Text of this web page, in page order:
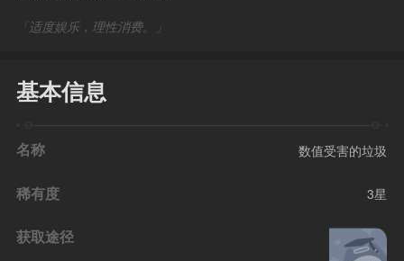
「适度娱乐，理性消费。」
基本信息
名称 数值受害的垃圾
稀有度 3星
获取途径